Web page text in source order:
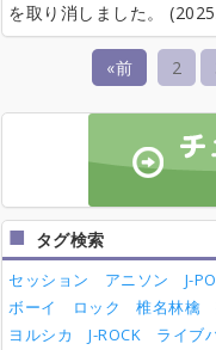
を取り消しました。
«前 2
タグ検索
セッション アニソン J-
ボーイ
ロック 椎名林檎
ヨルシカ
J-ROCK ライブ